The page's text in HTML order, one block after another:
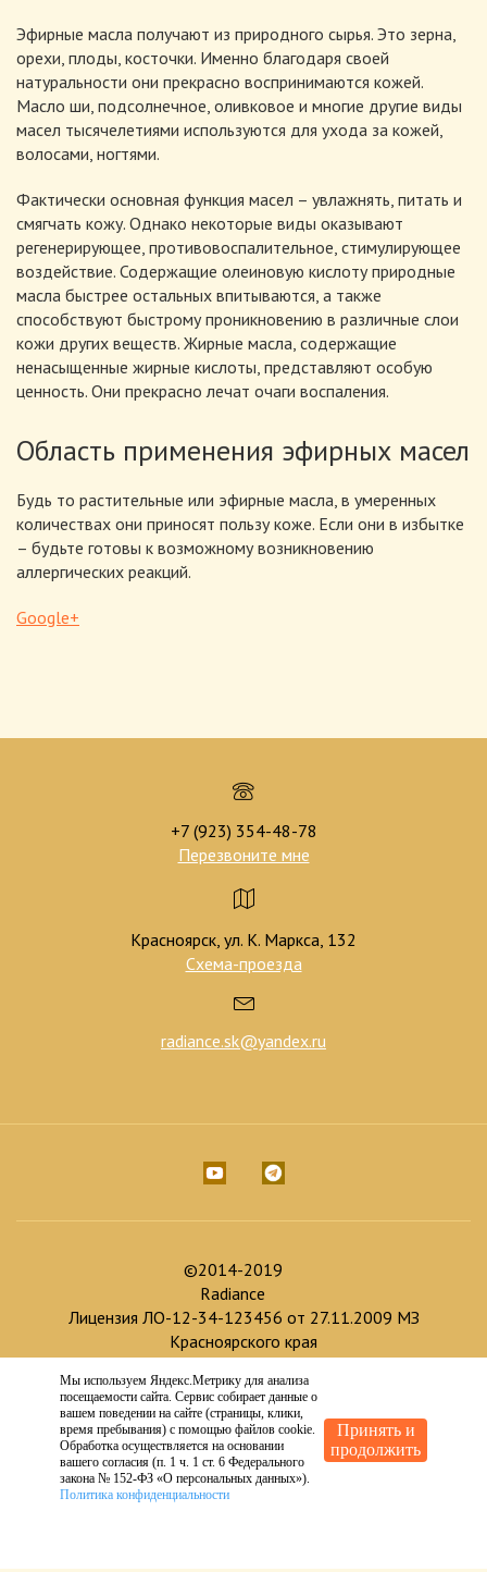
Эфирные масла получают из природного сырья. Это зерна,
орехи, плоды, косточки. Именно благодаря своей
натуральности они прекрасно воспринимаются кожей.
Масло ши, подсолнечное, оливковое и многие другие виды
масел тысячелетиями используются для ухода за кожей,
волосами, ногтями.
Фактически основная функция масел – увлажнять, питать и
смягчать кожу. Однако некоторые виды оказывают
регенерирующее, противовоспалительное, стимулирующее
воздействие. Содержащие олеиновую кислоту природные
масла быстрее остальных впитываются, а также
способствуют быстрому проникновению в различные слои
кожи других веществ. Жирные масла, содержащие
ненасыщенные жирные кислоты, представляют особую
ценность. Они прекрасно лечат очаги воспаления.
Область применения эфирных масел
Будь то растительные или эфирные масла, в умеренных
количествах они приносят пользу коже. Если они в избытке
– будьте готовы к возможному возникновению
аллергических реакций.
Google+
+7 (923) 354-48-78
Перезвоните мне
Красноярск, ул. К. Маркса, 132
Схема-проезда
radiance.sk@yandex.ru
©2014-2019
Radiance
Лицензия ЛО-12-34-123456 от 27.11.2009 МЗ
Красноярского края
Доработка и продвижение :
Создание сайта :
ИМЕЮТСЯ ПРОТИВОПОКАЗАНИЯ.
Мы используем Яндекс.Метрику для анализа
посещаемости сайта. Сервис собирает данные о
вашем поведении на сайте (страницы, клики,
время пребывания) с помощью файлов cookie.
Обработка осуществляется на основании
вашего согласия (п. 1 ч. 1 ст. 6 Федерального
закона № 152-ФЗ «О персональных данных»).
Политика конфиденциальности
Принять и
продолжить